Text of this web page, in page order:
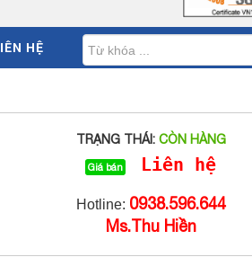
LIÊN HỆ
TRẠNG THÁI:CÒN HÀNG
Giá bán Liên hệ
Hotline: 0938.596.644
Ms.Thu Hiền